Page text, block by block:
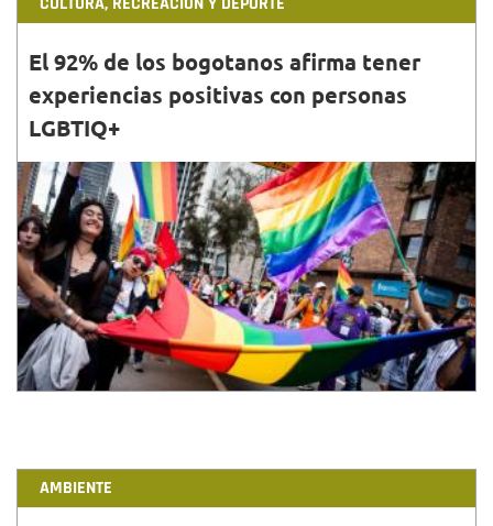
El 92% de los bogotanos afirma tener
experiencias positivas con personas
LGBTIQ+
30•JUN•2023
Aunque los resultados de la encuesta muestran que
la ciudad ha avanzado hacia la dignificación de
personas con identidades diversas aún hay desafíos.
AMBIENTE